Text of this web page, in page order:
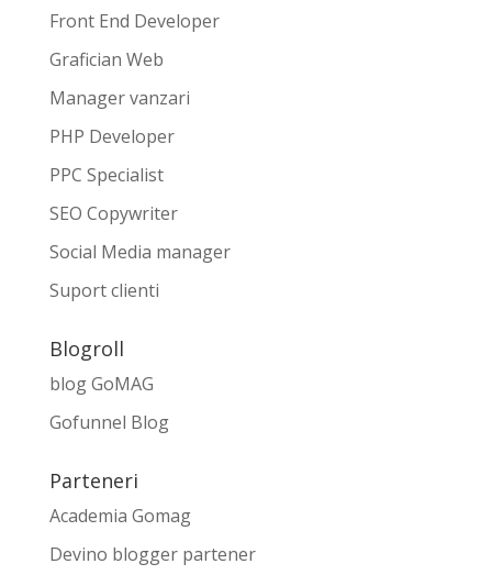
Front End Developer
Grafician Web
Manager vanzari
PHP Developer
PPC Specialist
SEO Copywriter
Social Media manager
Suport clienti
Blogroll
blog GoMAG
Gofunnel Blog
Parteneri
Academia Gomag
Devino blogger partener